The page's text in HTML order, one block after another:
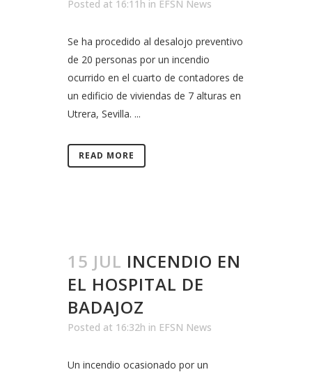
Posted at 16:11h in EFSN News
Se ha procedido al desalojo preventivo
de 20 personas por un incendio
ocurrido en el cuarto de contadores de
un edificio de viviendas de 7 alturas en
Utrera, Sevilla. ...
READ MORE
15 JUL INCENDIO EN
EL HOSPITAL DE
BADAJOZ
Posted at 16:32h in EFSN News
Un incendio ocasionado por un